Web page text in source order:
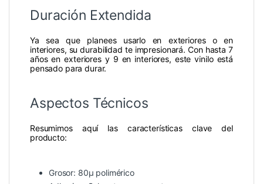
Duración Extendida
Ya sea que planees usarlo en exteriores o en
interiores, su durabilidad te impresionará. Con hasta 7
años en exteriores y 9 en interiores, este vinilo está
pensado para durar.
Aspectos Técnicos
Resumimos aquí las características clave del
producto:
Grosor: 80µ polimérico